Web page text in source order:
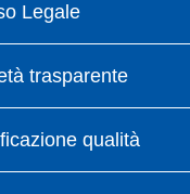
Legale
trasparente
qualità